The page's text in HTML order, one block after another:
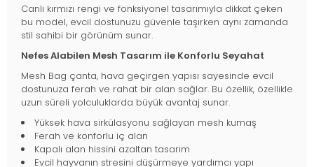
Canlı kırmızı rengi ve fonksiyonel tasarımıyla dikkat çeken
bu model, evcil dostunuzu güvenle taşırken aynı zamanda
stil sahibi bir görünüm sunar.
Nefes Alabilen Mesh Tasarım ile Konforlu Seyahat
Mesh Bag çanta, hava geçirgen yapısı sayesinde evcil
dostunuza ferah ve rahat bir alan sağlar. Bu özellik, özellikle
uzun süreli yolculuklarda büyük avantaj sunar.
Yüksek hava sirkülasyonu sağlayan mesh kumaş
Ferah ve konforlu iç alan
Kapalı alan hissini azaltan tasarım
Evcil hayvanın stresini düşürmeye yardımcı yapı